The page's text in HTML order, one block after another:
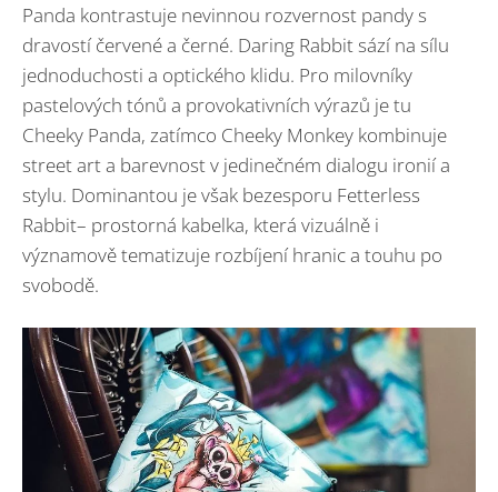
Panda kontrastuje nevinnou rozvernost pandy s
dravostí červené a černé. Daring Rabbit sází na sílu
jednoduchosti a optického klidu. Pro milovníky
pastelových tónů a provokativních výrazů je tu
Cheeky Panda, zatímco Cheeky Monkey kombinuje
street art a barevnost v jedinečném dialogu ironií a
stylu. Dominantou je však bezesporu Fetterless
Rabbit– prostorná kabelka, která vizuálně i
významově tematizuje rozbíjení hranic a touhu po
svobodě.